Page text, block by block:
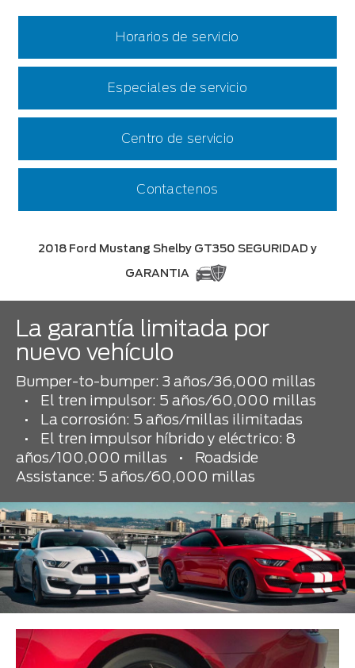
Horarios de servicio
Especiales de servicio
Centro de servicio
Contactenos
2018 Ford Mustang Shelby GT350 SEGURIDAD y
GARANTIA
La garantía limitada por
nuevo vehículo
Bumper-to-bumper: 3 años/36,000 millas
•
El tren impulsor: 5 años/60,000 millas
•
La corrosión: 5 años/millas ilimitadas
•
El tren impulsor híbrido y eléctrico: 8
años/100,000 millas
•
Roadside
Assistance: 5 años/60,000 millas